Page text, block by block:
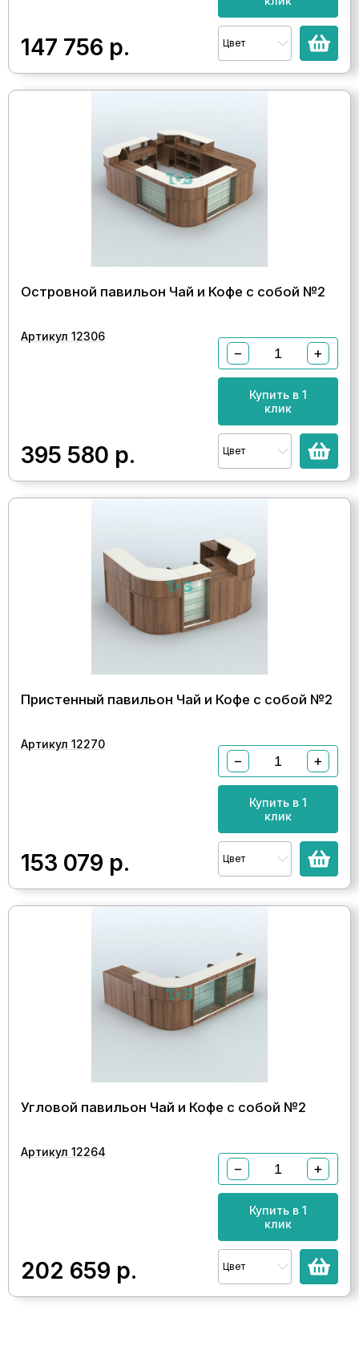
147 756 р. Цвет
Островной павильон Чай и Кофе с собой №2
Артикул 12306
395 580 р.
− +
Купить в 1
клик
Цвет
Пристенный павильон Чай и Кофе с собой №2
Артикул 12270
153 079 р.
− +
Купить в 1
клик
Цвет
Угловой павильон Чай и Кофе с собой №2
Артикул 12264
202 659 р.
− +
Купить в 1
клик
Цвет